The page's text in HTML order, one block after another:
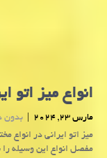
انواع میز اتو
مارس 23, 2024 | بدون
میز اتو ایرانی در انواع
مفصل انواع این وسیله